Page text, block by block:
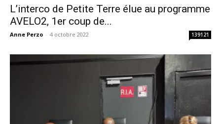
L’interco de Petite Terre élue au programme
AVELO2, 1er coup de...
Anne Perzo - 4 octobre 2022 139121